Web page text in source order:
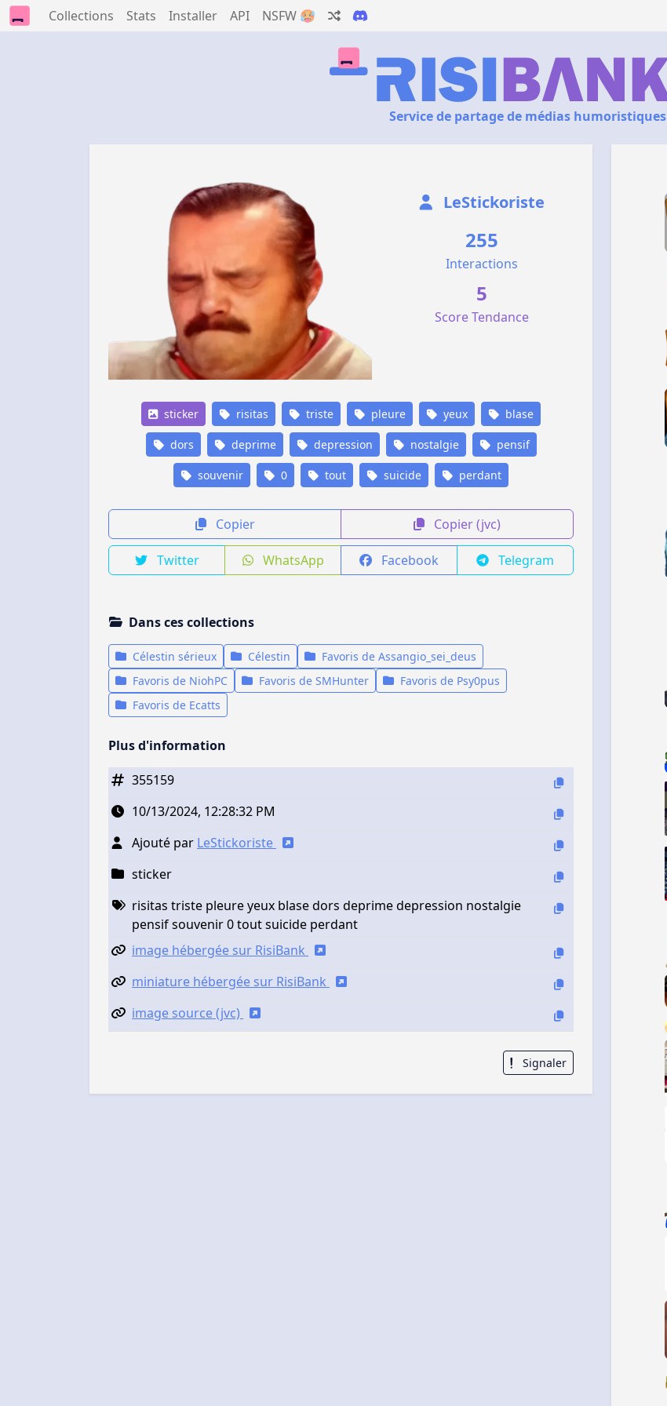
Collections Stats Installer API NSFW 🥵
Service de partage de médias humoristiques
LeStickoriste
255
Interactions
5
Score Tendance
sticker risitas triste pleure yeux blase
dors deprime depression nostalgie pensif
souvenir 0 tout suicide perdant
Copier Copier (jvc)
Twitter WhatsApp Facebook Telegram
Dans ces collections
Célestin sérieux Célestin
Favoris de Assangio_sei_deus
Favoris de NiohPC
Favoris de SMHunter
Favoris de Psy0pus
Favoris de Ecatts
Plus d'information
355159
10/13/2024, 12:28:32 PM
Ajouté par LeStickoriste
sticker
risitas triste pleure yeux blase dors deprime depression nostalgie
pensif souvenir 0 tout suicide perdant
image hébergée sur RisiBank
miniature hébergée sur RisiBank
image source (jvc)
Signaler